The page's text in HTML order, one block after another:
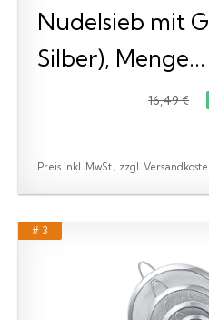
Nudelsieb mit
Silber), Menge...
16,49 €
Preis inkl. MwSt., zzgl.
# 3